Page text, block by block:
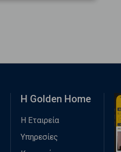
Η Golden Home
Η Εταιρεία
Υπηρεσίες